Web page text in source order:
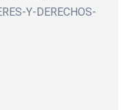
Y-DERECHOS-